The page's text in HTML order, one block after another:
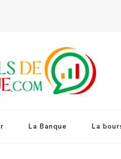
La Banque La